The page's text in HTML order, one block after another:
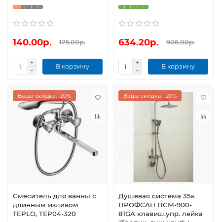
140.00р. 175.00р.
В корзину
634.20р. 906.00р.
В корзину
Ваша скидка: -20%
Смеситель для ванны с
длинным изливом
TEPLO, TEP04-320
Ваша скидка: -20%
Душевая система 35к
ПРОФСАН ПСМ-900-
81GA клавиш.упр. лейка